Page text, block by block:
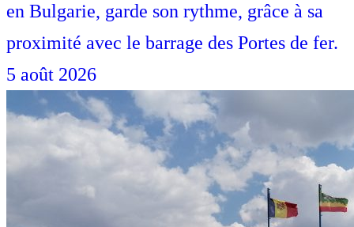
en Bulgarie, garde son rythme, grâce à sa
proximité avec le barrage des Portes de fer.
5 août 2026